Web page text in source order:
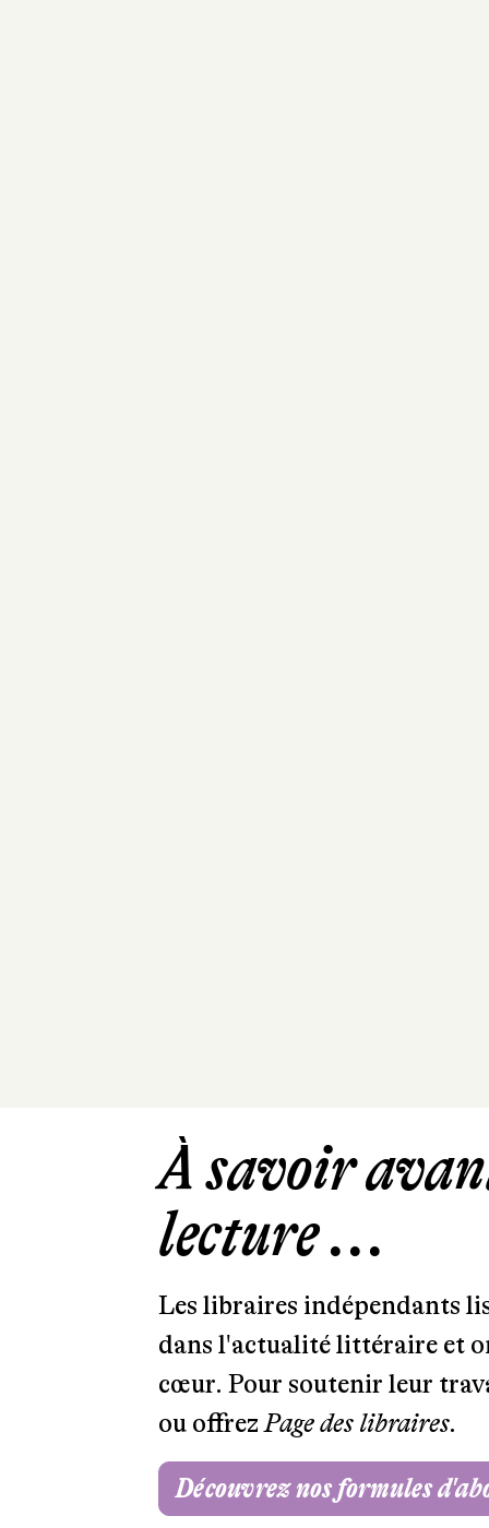
À savoir
lecture ...
Les libraires indépendants
dans l'actualité littéraire et
cœur. Pour soutenir leur
ou offrezPage des libraires.
Découvrez nos formules